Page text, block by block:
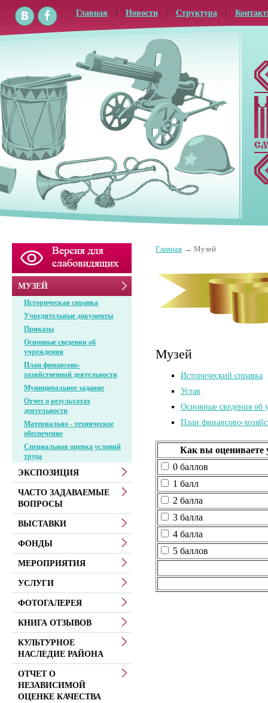
Главная Новости Структура
Главная Музей
Музей
Исторический справка
Устав
Основные сведения об
План финансово-
Как вы оцениваете
0 баллов
1 балл
2 балла
3 балла
4 балла
5 баллов
МУЗЕЙ
Историческая справка
Учредительные документы
Приказы
Основные сведения об
учреждении
План финансово-
хозяйственной деятельности
Муниципальное задание
Отчет о результатах
деятельности
Материально - техническое
обеспечение
Специальная оценка условий
труда
ЭКСПОЗИЦИЯ
ЧАСТО ЗАДАВАЕМЫЕ
ВОПРОСЫ
ВЫСТАВКИ
ФОНДЫ
МЕРОПРИЯТИЯ
УСЛУГИ
ФОТОГАЛЕРЕЯ
КНИГА ОТЗЫВОВ
КУЛЬТУРНОЕ
НАСЛЕДИЕ РАЙОНА
ОТЧЕТ О
НЕЗАВИСИМОЙ
ОЦЕНКЕ КАЧЕСТВА